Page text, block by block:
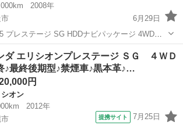
2008年
6月29日
プレステージ SG HDDナビパッケージ 4WD
円 支払総額
年式(初度登録年):2008(H20) ワン...
エリシオン プレステージ
ダ エリシオンプレステージ ＳＧ ４ＷＤ
♪最終後期型♪禁煙車♪黒本革♪…
円
オン
2012年
提携サイト 7月25日